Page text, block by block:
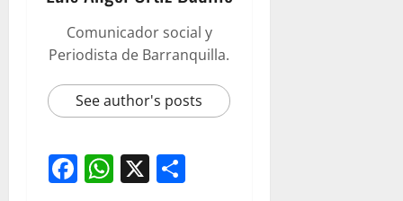
Comunicador social y
Periodista de Barranquilla.
See author's posts
Facebook
WhatsApp
X